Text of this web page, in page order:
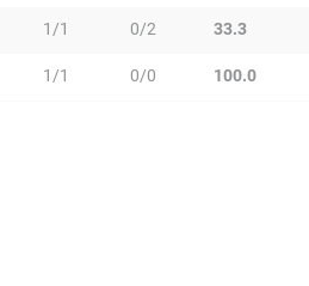
1/1 0/2 33.3
1/1 0/0 100.0